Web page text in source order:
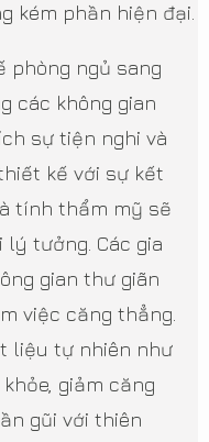
kém phần hiện đại.
phòng ngủ sang
các không gian
sự tiện nghi và
kế với sự kết
tính thẩm mỹ sẽ
lý tưởng. Các gia
gian thư giãn
việc căng thẳng.
liệu tự nhiên như
giảm căng
gũi với thiên